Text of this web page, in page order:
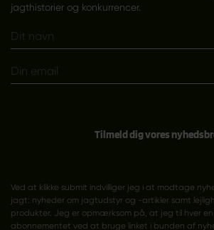
jagthistorier og konkurrencer.
Tilmeld dig vores
Ved at klikke submit indvilliger jeg i at modtage
jagt: nyheder om jagtudstyr og -artikler samt
produkter. Jeg er opmærksom på, at jeg til hver
abonnementet ved at bruge linket i bunden af